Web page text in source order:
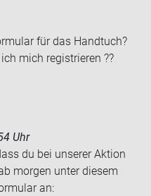
für das Hand­tuch?
mich re­gis­trie­ren ??
Uhr
du bei unserer Aktion
morgen unter diesem
an: